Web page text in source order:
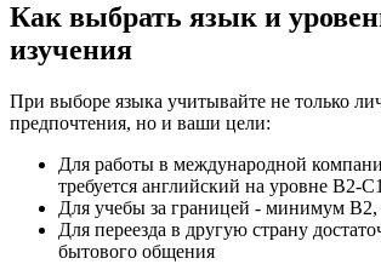
Как выбрать язык и
изучения
При выборе языка учитывайте не только
предпочтения, но и ваши цели:
Для работы в международной
требуется английский на уровне B2-C1
Для учебы за границей - минимум B2,
Для переезда в другую страну
бытового общения